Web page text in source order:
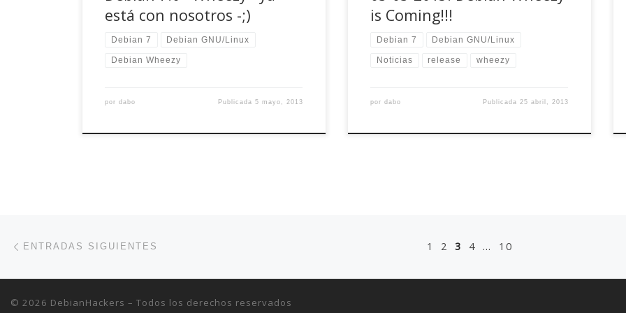
está con nosotros -;)
Debian 7 Debian GNU/Linux
Debian Wheezy
pordabo Publicada 5 mayo, 2013
is Coming!!!
Debian 7 Debian GNU/Linux
Noticias release wheezy
pordabo Publicada 25 abril, 2013
Navegación de entradas
ENTRADAS SIGUIENTES 1 2 3 4 … 10
© 2026 DebianHackers – Todos los derechos reservados